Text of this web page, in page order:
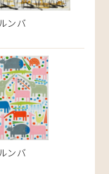
ンバ
ンバ